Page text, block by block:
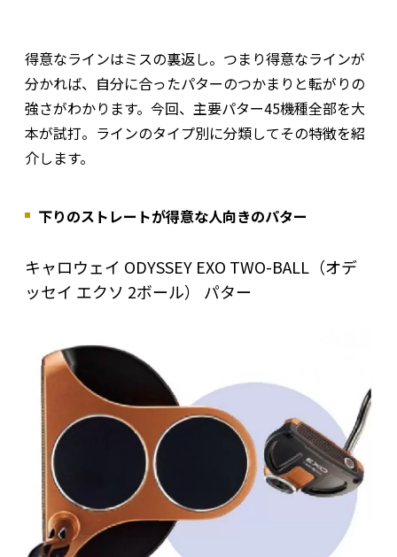
得意なラインはミスの裏返し。つまり得意なラインが
分かれば、自分に合ったパターのつかまりと転がりの
強さがわかります。今回、主要パター45機種全部を大
本が試打。ラインのタイプ別に分類してその特徴を紹
介します。
下りのストレートが得意な人向きのパター
キャロウェイ ODYSSEY EXO TWO-BALL（オデ
ッセイ エクソ 2ボール） パター